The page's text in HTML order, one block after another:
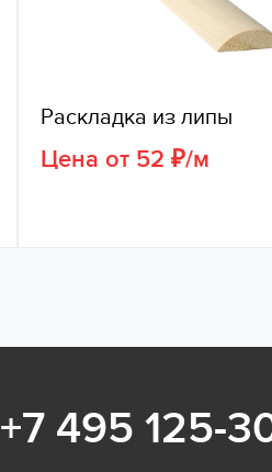
Раскладка из липы
Цена от 52 ₽/м
+7 495 125-